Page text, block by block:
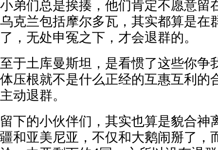
小弟们总是挨揍，他们肯定不愿意留
乌克兰包括摩尔多瓦，其实都算是在
了，无处申冤之下，才会退群的。
至于土库曼斯坦，是看惯了这些你争
体压根就不是什么正经的互惠互利的
主动退群。
留下的小伙伴们，其实也算是貌合神
疆和亚美尼亚，不仅和大鹅闹掰了，